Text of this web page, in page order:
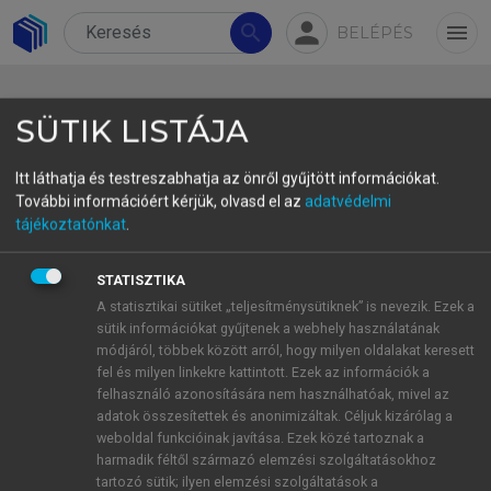
search person BELÉPÉS menu
9.6 Implications for translator
training and translators’
awareness-raising
It is assumed that translator training and
translators’ awareness-raising – especially given
that translation and politics are increasingly
international activities – should ideally extend to
the analysis of translated political discourse.
Target textual distortions and manipulations in
SÜTIK LISTÁJA
Itt láthatja és testreszabhatja az önről gyűjtött információkat.
További információért kérjük, olvasd el az adatvédelmi
tájékoztatónkat.
STATISZTIKA
A statisztikai sütiket „teljesítménysütiknek” is nevezik. Ezek a
sütik információkat gyűjtenek a webhely használatának
módjáról, többek között arról, hogy milyen oldalakat keresett
fel és milyen linkekre kattintott. Ezek az információk a
felhasználó azonosítására nem használhatóak, mivel az
adatok összesítettek és anonimizáltak. Céljuk kizárólag a
weboldal funkcióinak javítása. Ezek közé tartoznak a
harmadik féltől származó elemzési szolgáltatásokhoz
tartozó sütik; ilyen elemzési szolgáltatások a